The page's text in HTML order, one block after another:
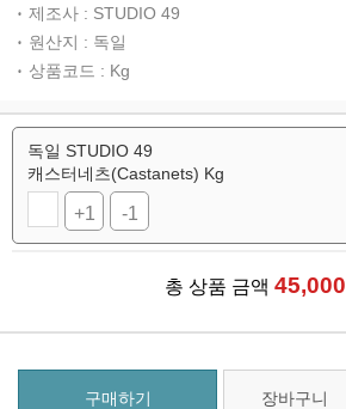
제조사 : STUDIO 49
원산지 : 독일
상품코드 : Kg
독일 STUDIO 49
캐스터네츠(Castanets) Kg
+1 -1
총 상품 금액 45,000
구매하기 장바구니